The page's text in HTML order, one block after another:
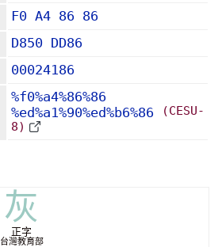
F0 A4 86 86
D850 DD86
00024186
%f0%a4%86%86
%ed%a1%90%ed%b6%86
(CESU-
8)
灰
正字
台灣教育部